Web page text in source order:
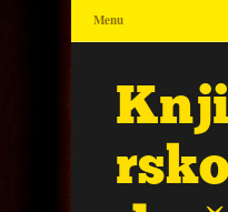
Menu
rsko